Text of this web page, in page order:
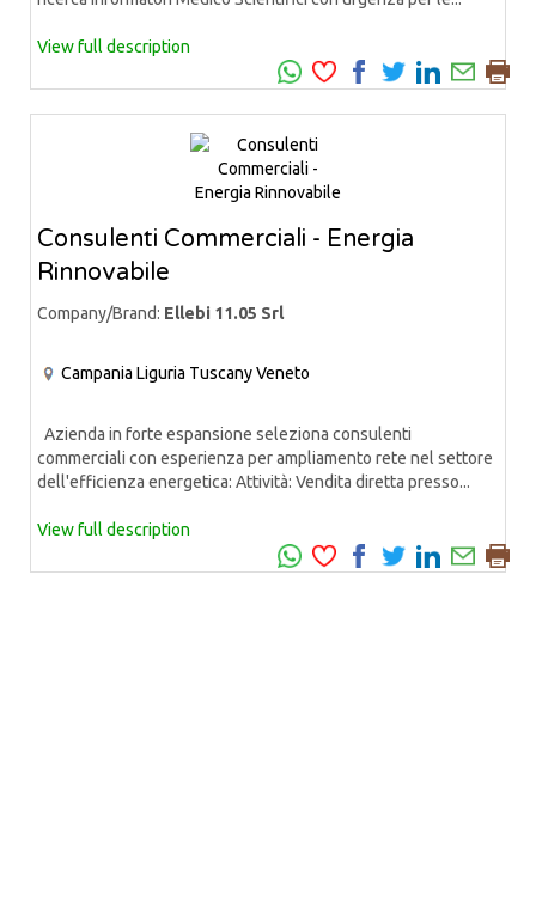
View full description
Consulenti Commerciali - Energia
Rinnovabile
Company/Brand: Ellebi 11.05 Srl
Campania Liguria TuscanyVeneto
Azienda in forte espansione seleziona consulenti
commerciali con esperienza per ampliamento rete nel settore
dell'efficienza energetica: Attività: Vendita diretta presso...
View full description